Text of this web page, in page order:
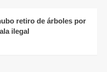
retiro de árboles por
ilegal